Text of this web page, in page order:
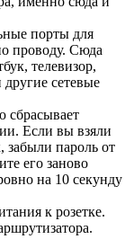
порты для
проводу. Сюда
телевизор,
сетевые
сбрасывает
Если вы взяли
забыли пароль от
его заново
на 10 секунду
к розетке.